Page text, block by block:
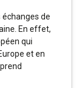
échanges de
En effet,
qui
et en